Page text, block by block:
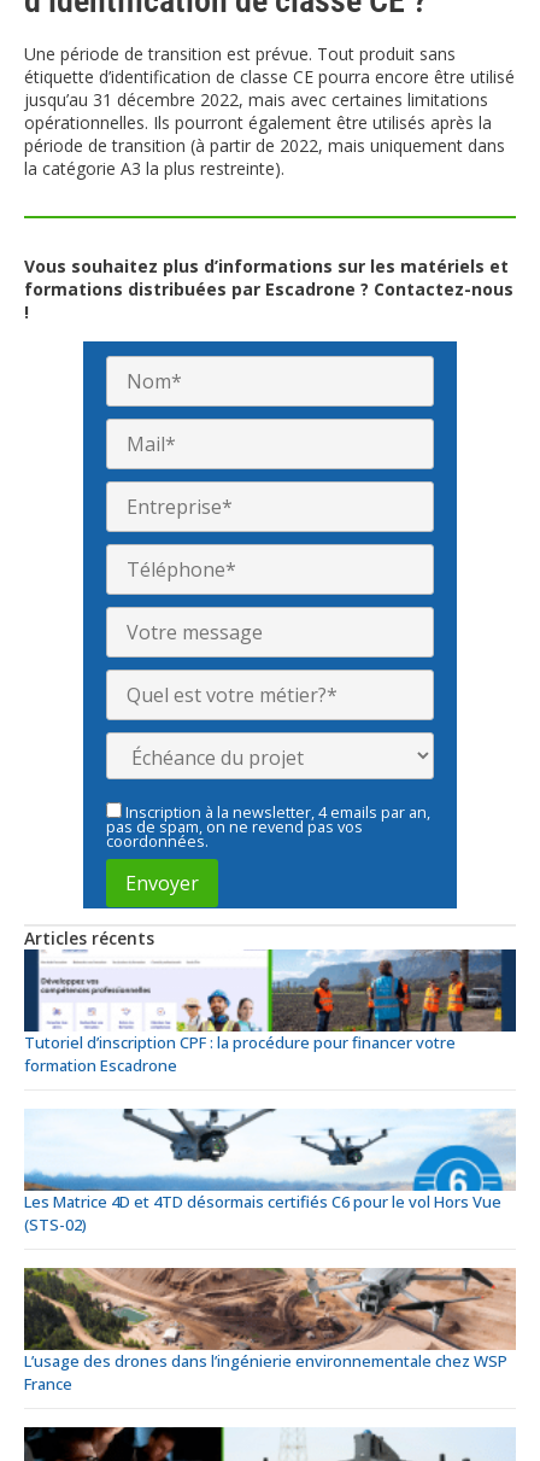
Une période de transition est prévue. Tout produit sans
étiquette d’identification de classe CE pourra encore être utilisé
jusqu’au 31 décembre 2022, mais avec certaines limitations
opérationnelles. Ils pourront également être utilisés après la
période de transition (à partir de 2022, mais uniquement dans
la catégorie A3 la plus restreinte).
Vous souhaitez plus d’informations sur les matériels et
formations distribuées par Escadrone ? Contactez-nous
!
Inscription à la newsletter, 4 emails par an,
pas de spam, on ne revend pas vos
coordonnées.
Articles récents
Tutoriel d’inscription CPF : la procédure pour financer votre
formation Escadrone
Les Matrice 4D et 4TD désormais certifiés C6 pour le vol Hors Vue
(STS-02)
L’usage des drones dans l’ingénierie environnementale chez WSP
France